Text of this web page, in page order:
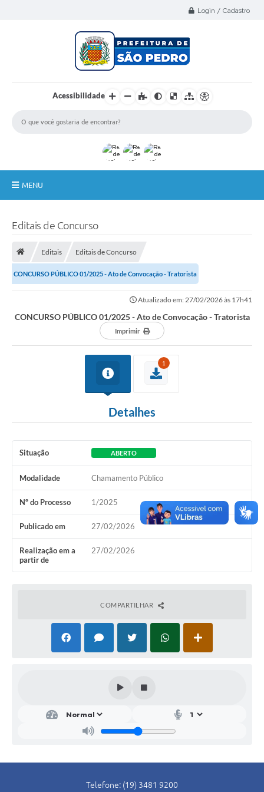
Login / Cadastro
Acessibilidade
MENU
Horários e itinerários dos ônibus urbanos de São Pedro
Protocolo - Instruções e modelos de requerimentos
Medicamentos disponíveis na Farmácia Municipal
Cemitérios
Comunicação
Editais
Formulários
Ouvidoria
SIC
Conselhos Municipais
Editais de Concurso
Editais Editais de Concurso
CONCURSO PÚBLICO 01/2025 - Ato de Convocação - Tratorista
Atualizado em: 27/02/2026 às 17h41
CONCURSO PÚBLICO 01/2025 - Ato de Convocação - Tratorista
Imprimir
1
Detalhes
Situação ABERTO
Modalidade Chamamento Público
Nº do Processo 1/2025
Publicado em 27/02/2026
Realização em a
partir de
27/02/2026
COMPARTILHAR
Telefone: (19) 3481 9200